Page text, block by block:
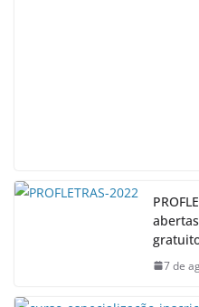
7 de